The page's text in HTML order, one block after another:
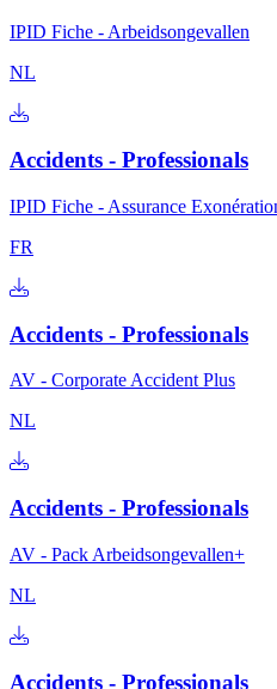
IPID Fiche - Arbeidsongevallen
NL
Accidents - Professionals
IPID Fiche - Assurance
FR
Accidents - Professionals
AV - Corporate Accident Plus
NL
Accidents - Professionals
AV - Pack Arbeidsongevallen+
NL
Accidents - Professionals